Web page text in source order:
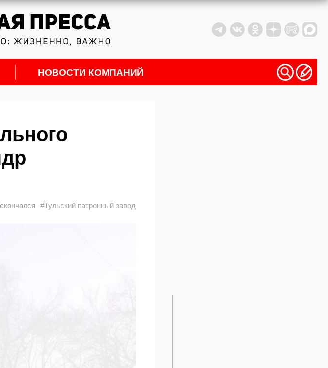
НОВОСТИ КОМПАНИЙ
#Тульский патронный завод